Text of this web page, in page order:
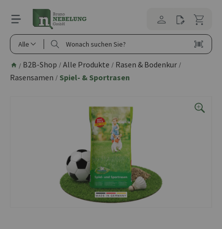
springen
Alle
/ B2B-Shop / Alle Produkte / Rasen & Bodenkur /
Rasensamen / Spiel- & Sportrasen